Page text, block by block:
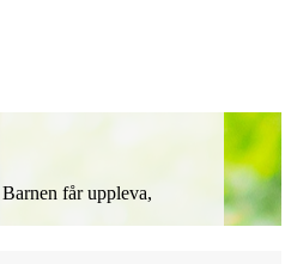
får uppleva,